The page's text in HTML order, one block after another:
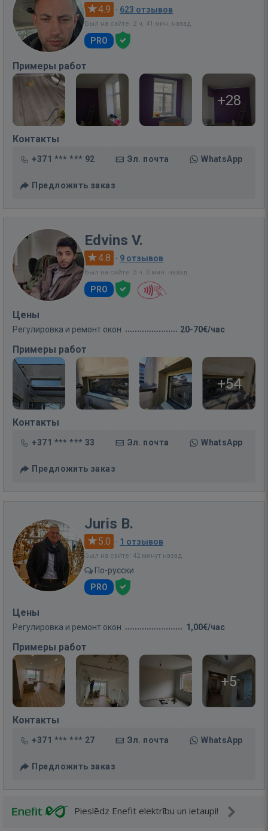
4.9 · 623 отзывов
Был на сайте: 2 ч. 41 мин. назад
PRO
Примеры работ
+28
Контакты
+371 *** *** 92 Эл. почта WhatsApp
Предложить заказ
Edvins V.
4.8 · 9 отзывов
Был на сайте: 3 ч. 0 мин. назад
PRO
Цены
Регулировка и ремонт окон 20-70€/час
Примеры работ
+54
Контакты
+371 *** *** 33 Эл. почта WhatsApp
Предложить заказ
Juris B.
5.0 · 1 отзывов
Был на сайте: 42 минут назад
По-русски
PRO
Цены
Регулировка и ремонт окон 1,00€/час
Примеры работ
+5
Контакты
+371 *** *** 27 Эл. почта WhatsApp
Предложить заказ
Pieslēdz Enefit elektrību un ietaupi!